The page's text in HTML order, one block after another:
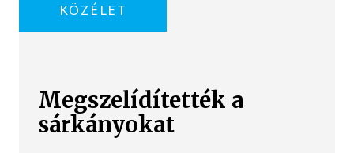
KÖZÉLET
Megszelídítették a
sárkányokat